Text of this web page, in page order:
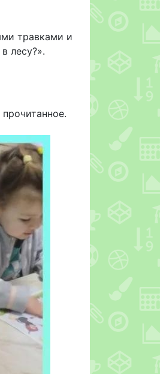
травками и
лесу?».